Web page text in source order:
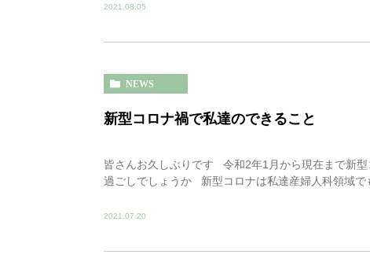
2021.08.05
NEWS
新型コロナ禍で私達のできること
皆さんお久しぶりです 令和2年1月から現在まで新
過ごしでしょうか 新型コロナは私達産婦人科領域
2021.07.20